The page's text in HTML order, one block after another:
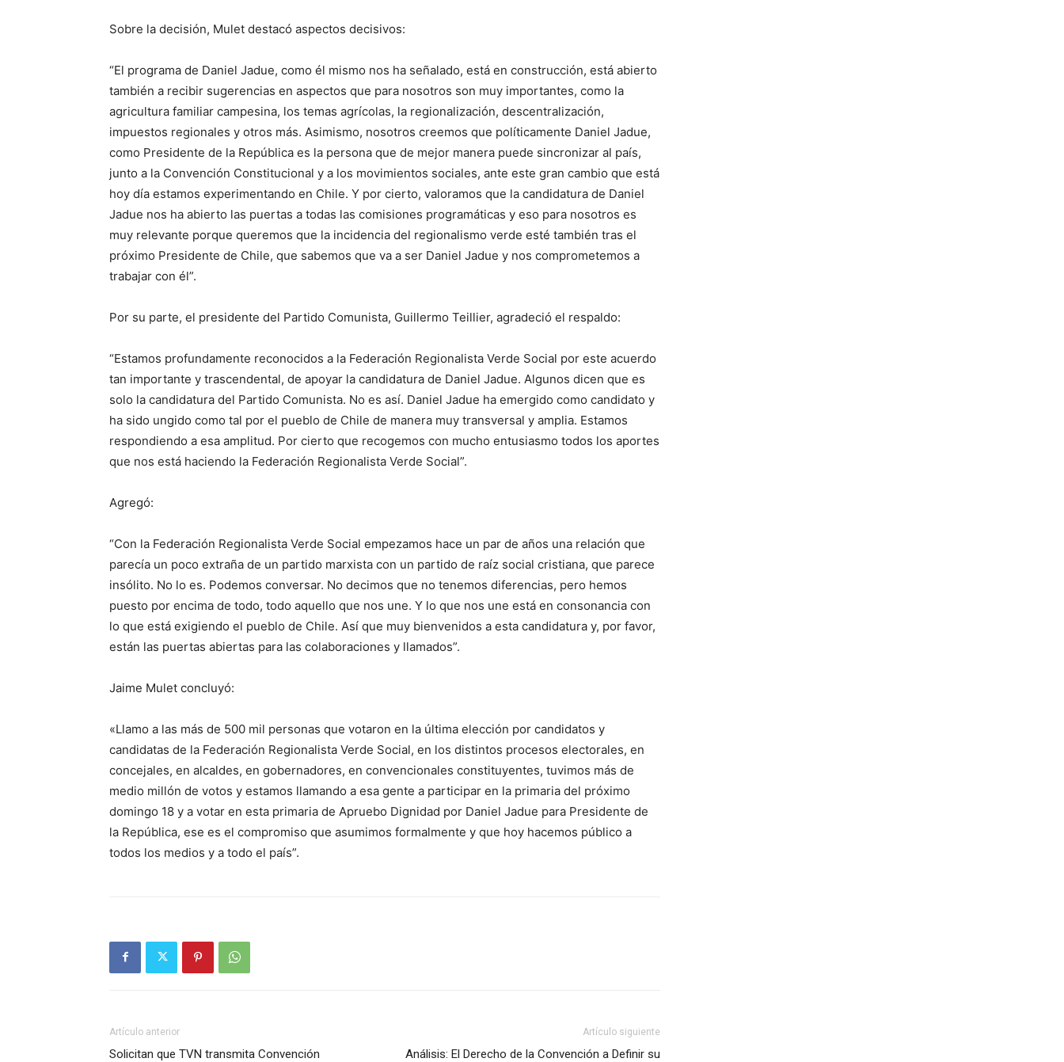
Sobre la decisión, Mulet destacó aspectos decisivos:
“El programa de Daniel Jadue, como él mismo nos ha señalado, está en construcción, está abierto
también a recibir sugerencias en aspectos que para nosotros son muy importantes, como la
agricultura familiar campesina, los temas agrícolas, la regionalización, descentralización,
impuestos regionales y otros más. Asimismo, nosotros creemos que políticamente Daniel Jadue,
como Presidente de la República es la persona que de mejor manera puede sincronizar al país,
junto a la Convención Constitucional y a los movimientos sociales, ante este gran cambio que está
hoy día estamos experimentando en Chile. Y por cierto, valoramos que la candidatura de Daniel
Jadue nos ha abierto las puertas a todas las comisiones programáticas y eso para nosotros es
muy relevante porque queremos que la incidencia del regionalismo verde esté también tras el
próximo Presidente de Chile, que sabemos que va a ser Daniel Jadue y nos comprometemos a
trabajar con él”.
Por su parte, el presidente del Partido Comunista, Guillermo Teillier, agradeció el respaldo:
“Estamos profundamente reconocidos a la Federación Regionalista Verde Social por este acuerdo
tan importante y trascendental, de apoyar la candidatura de Daniel Jadue. Algunos dicen que es
solo la candidatura del Partido Comunista. No es así. Daniel Jadue ha emergido como candidato y
ha sido ungido como tal por el pueblo de Chile de manera muy transversal y amplia. Estamos
respondiendo a esa amplitud. Por cierto que recogemos con mucho entusiasmo todos los aportes
que nos está haciendo la Federación Regionalista Verde Social”.
Agregó:
“Con la Federación Regionalista Verde Social empezamos hace un par de años una relación que
parecía un poco extraña de un partido marxista con un partido de raíz social cristiana, que parece
insólito. No lo es. Podemos conversar. No decimos que no tenemos diferencias, pero hemos
puesto por encima de todo, todo aquello que nos une. Y lo que nos une está en consonancia con
lo que está exigiendo el pueblo de Chile. Así que muy bienvenidos a esta candidatura y, por favor,
están las puertas abiertas para las colaboraciones y llamados”.
Jaime Mulet concluyó:
«Llamo a las más de 500 mil personas que votaron en la última elección por candidatos y
candidatas de la Federación Regionalista Verde Social, en los distintos procesos electorales, en
concejales, en alcaldes, en gobernadores, en convencionales constituyentes, tuvimos más de
medio millón de votos y estamos llamando a esa gente a participar en la primaria del próximo
domingo 18 y a votar en esta primaria de Apruebo Dignidad por Daniel Jadue para Presidente de
la República, ese es el compromiso que asumimos formalmente y que hoy hacemos público a
todos los medios y a todo el país”.
Artículo anterior
Solicitan que TVN transmita Convención
Artículo siguiente
Análisis: El Derecho de la Convención a Definir su